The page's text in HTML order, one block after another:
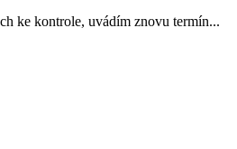
ke kontrole, uvádím znovu termín...